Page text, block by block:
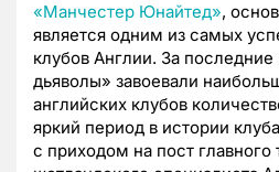
«Манчестер Юнайтед»,
является одним из самых
клубов Англии. За
дьяволы» завоевали
английских клубов
яркий период в истории
с приходом на пост главного